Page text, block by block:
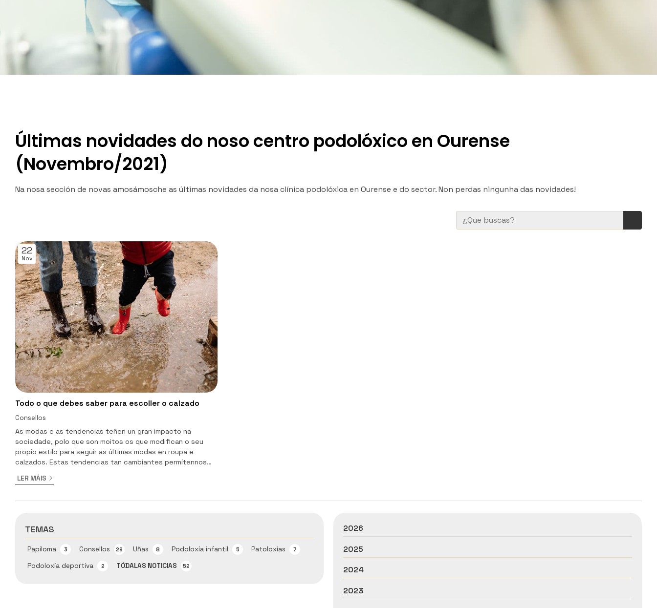
Últimas novidades do noso centro podolóxico en Ourense
(Novembro/2021)
Na nosa sección de novas amosámosche as últimas novidades da nosa clínica podolóxica en Ourense e do sector. Non perdas ningunha das novidades!
TEMAS
TÓDALAS NOTICIAS 52
Papiloma 3 Consellos 29 Uñas 8 Podoloxía infantil 5 Patoloxías 7
Podoloxía deportiva 2
22
Nov
Todo o que debes saber para escoller o calzado
Consellos
As modas e as tendencias teñen un gran impacto na
sociedade, polo que son moitos os que modifican o seu
propio estilo para seguir as últimas modas en roupa e
calzados. Estas tendencias tan cambiantes permítennos
de comprar calzado non só debemos deixarnos levar pola
aspectos como, por exemplo, a verdadeira utilidade do
LER MÁIS
2026
2025
2024
2023